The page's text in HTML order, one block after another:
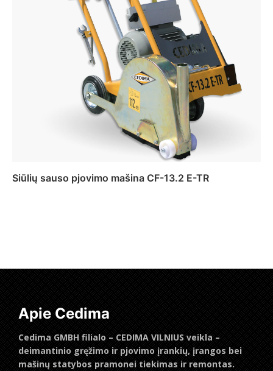
Siūlių sauso pjovimo mašina CF-13.2 E-TR
Apie Cedima
Cedima GMBH filialo – CEDIMA VILNIUS veikla –
deimantinio gręžimo ir pjovimo įrankių, įrangos bei
mašinų statybos pramonei tiekimas ir remontas.